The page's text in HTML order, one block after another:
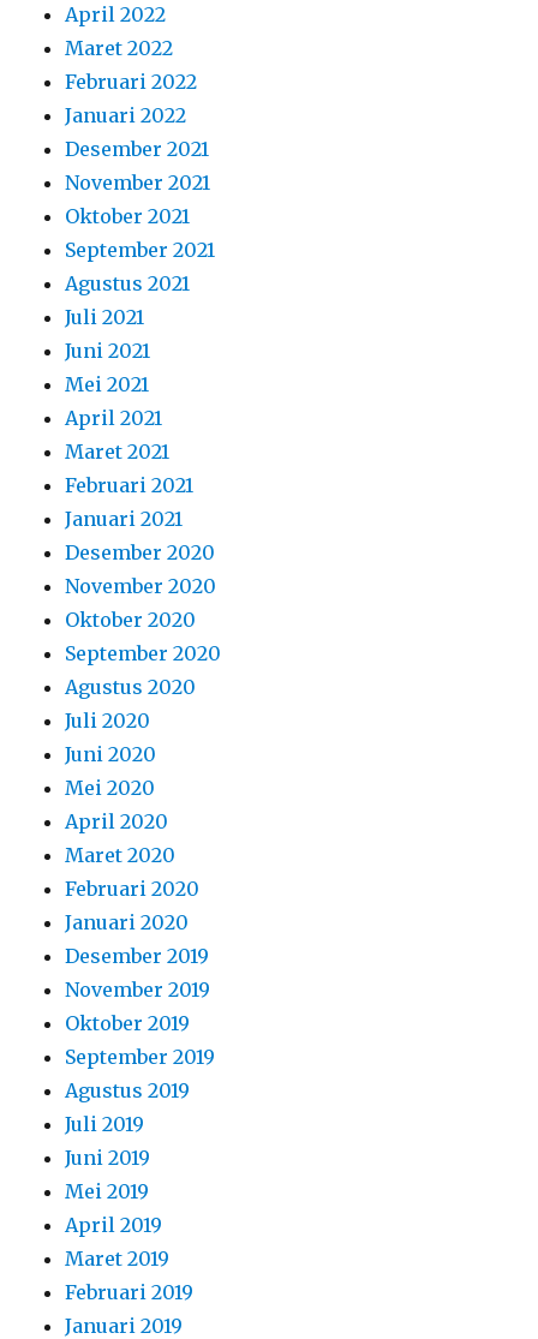
April 2022
Maret 2022
Februari 2022
Januari 2022
Desember 2021
November 2021
Oktober 2021
September 2021
Agustus 2021
Juli 2021
Juni 2021
Mei 2021
April 2021
Maret 2021
Februari 2021
Januari 2021
Desember 2020
November 2020
Oktober 2020
September 2020
Agustus 2020
Juli 2020
Juni 2020
Mei 2020
April 2020
Maret 2020
Februari 2020
Januari 2020
Desember 2019
November 2019
Oktober 2019
September 2019
Agustus 2019
Juli 2019
Juni 2019
Mei 2019
April 2019
Maret 2019
Februari 2019
Januari 2019